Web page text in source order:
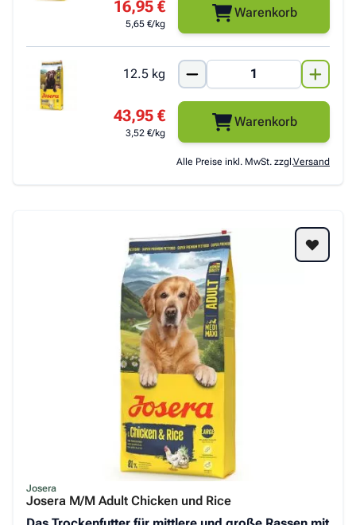
16,95 €
5,65 €/kg
Warenkorb
12.5 kg
43,95 €
3,52 €/kg
Warenkorb
Alle Preise inkl. MwSt. zzgl.Versand
Josera
Josera M/M Adult Chicken und Rice